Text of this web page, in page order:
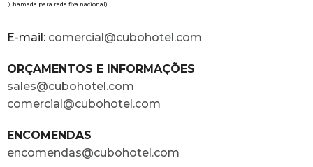
(Chamada para rede fixa nacional)
E-mail: comercial@cubohotel.com
ORÇAMENTOS E INFORMAÇÕES
sales@cubohotel.com
comercial@cubohotel.com
ENCOMENDAS
encomendas@cubohotel.com